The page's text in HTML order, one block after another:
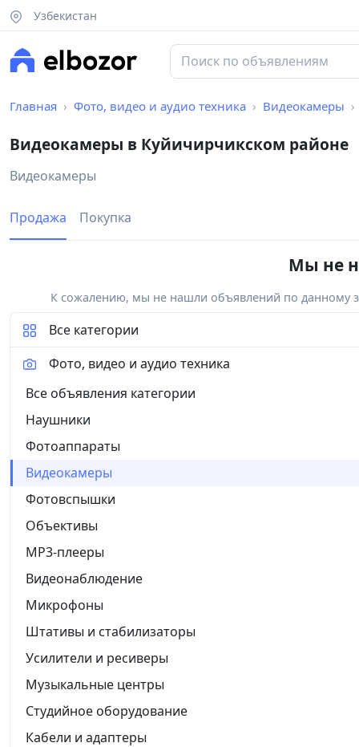
Узбекистан
Главная Фото, видео и аудио техника Видеокамеры
Видеокамеры в Куйичирчикском районе
Видеокамеры
Продажа Покупка
Мы не
К сожалению, мы не нашли объявлений по данному
Все категории
Фото, видео и аудио техника
Все объявления категории
Наушники
Фотоаппараты
Видеокамеры
Фотовспышки
Объективы
MP3-плееры
Видеонаблюдение
Микрофоны
Штативы и стабилизаторы
Усилители и ресиверы
Музыкальные центры
Студийное оборудование
Кабели и адаптеры